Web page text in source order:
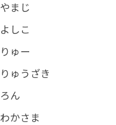
やまじ
よしこ
りゅー
りゅうざき
ろん
わかさま